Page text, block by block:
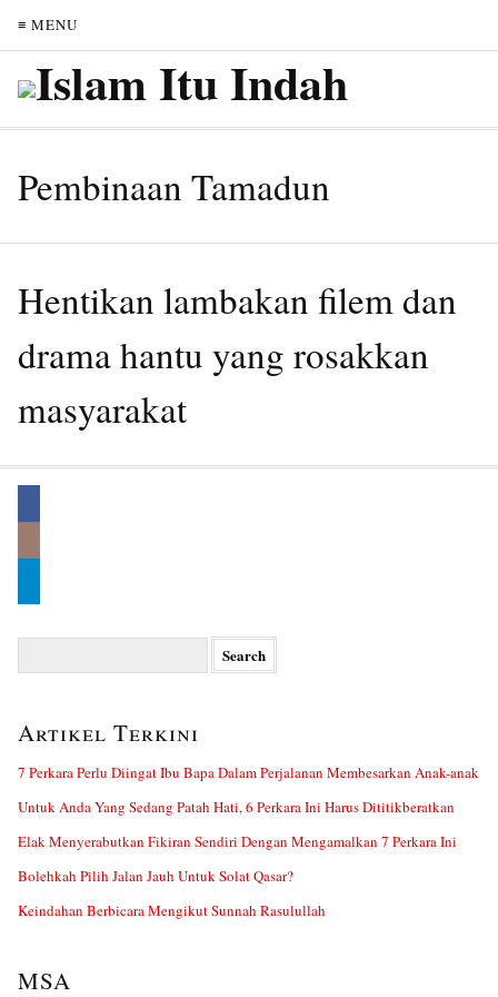
≡ MENU
Pembinaan Tamadun
Hentikan lambakan filem dan
drama hantu yang rosakkan
masyarakat
Artikel Terkini
7 Perkara Perlu Diingat Ibu Bapa Dalam Perjalanan Membesarkan Anak-anak
Untuk Anda Yang Sedang Patah Hati, 6 Perkara Ini Harus Dititikberatkan
Elak Menyerabutkan Fikiran Sendiri Dengan Mengamalkan 7 Perkara Ini
Bolehkah Pilih Jalan Jauh Untuk Solat Qasar?
Keindahan Berbicara Mengikut Sunnah Rasulullah
MSA